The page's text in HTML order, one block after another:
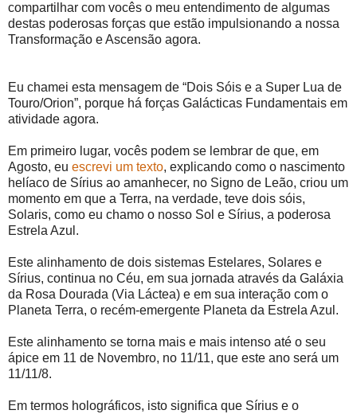
compartilhar com vocês o meu entendimento de algumas
destas poderosas forças que estão impulsionando a nossa
Transformação e Ascensão agora.
Eu chamei esta mensagem de “Dois Sóis e a Super Lua de
Touro/Orion”, porque há forças Galácticas Fundamentais em
atividade agora.
Em primeiro lugar, vocês podem se lembrar de que, em
Agosto, eu escrevi um texto, explicando como o nascimento
helíaco de Sírius ao amanhecer, no Signo de Leão, criou um
momento em que a Terra, na verdade, teve dois sóis,
Solaris, como eu chamo o nosso Sol e Sírius, a poderosa
Estrela Azul.
Este alinhamento de dois sistemas Estelares, Solares e
Sírius, continua no Céu, em sua jornada através da Galáxia
da Rosa Dourada (Via Láctea) e em sua interação com o
Planeta Terra, o recém-emergente Planeta da Estrela Azul.
Este alinhamento se torna mais e mais intenso até o seu
ápice em 11 de Novembro, no 11/11, que este ano será um
11/11/8.
Em termos holográficos, isto significa que Sírius e o